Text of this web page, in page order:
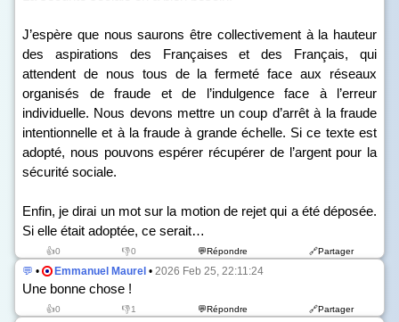
J’espère que nous saurons être collectivement à la hauteur
des aspirations des Françaises et des Français, qui
attendent de nous tous de la fermeté face aux réseaux
organisés de fraude et de l’indulgence face à l’erreur
individuelle. Nous devons mettre un coup d’arrêt à la fraude
intentionnelle et à la fraude à grande échelle. Si ce texte est
adopté, nous pouvons espérer récupérer de l’argent pour la
sécurité sociale.
Enfin, je dirai un mot sur la motion de rejet qui a été déposée.
Si elle était adoptée, ce serait…
👍0 👎0 💬Répondre 🔗Partager
💬 • Emmanuel Maurel • 2026 Feb 25, 22:11:24
Une bonne chose !
👍0 👎1 💬Répondre 🔗Partager